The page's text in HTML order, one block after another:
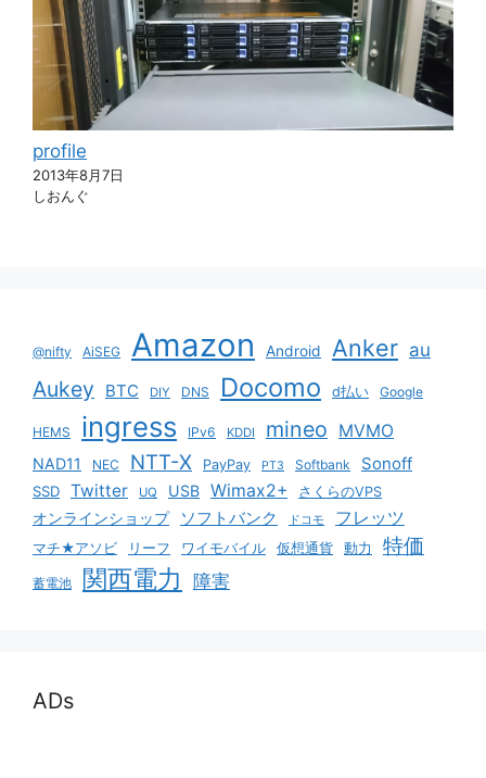
profile
2013年8月7日
しおんぐ
@nifty AiSEG Amazon Android Anker au
Aukey BTC DIY DNS Docomo d払い Google
HEMS ingress IPv6 KDDI mineo MVMO
NAD11 NEC NTT-X PayPay PT3 Softbank Sonoff
SSD Twitter UQ USB Wimax2+ さくらのVPS
オンラインショップ ソフトバンク ドコモ フレッツ
マチ★アソビ リーフ ワイモバイル 仮想通貨 動力 特価
蓄電池 関西電力 障害
ADs